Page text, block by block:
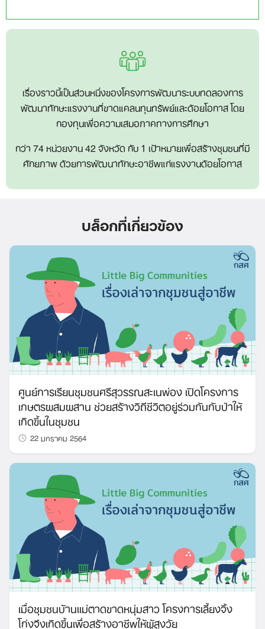
for:
เรื่องราวนี้เป็นส่วนหนึ่งของโครงการพัฒนาระบบทดลองการ
พัฒนาทักษะแรงงานที่ขาดแคลนทุนทรัพย์และด้อยโอกาส โดย
กองทุนเพื่อความเสมอภาคทางการศึกษา
กว่า 74 หน่วยงาน 42 จังหวัด กับ 1 เป้าหมายเพื่อสร้างชุมชนที่มี
ศักยภาพ ด้วยการพัฒนาทักษะอาชีพแก่แรงงานด้อยโอกาส
บล็อกที่เกี่ยวข้อง
ศูนย์การเรียนชุมชนศรีสุวรรณสะเนพ่อง เปิดโครงการ
เกษตรผสมผสาน ช่วยสร้างวิถีชีวิตอยู่ร่วมกันกับป่าให้
เกิดขึ้นในชุมชน
22 มกราคม 2564
เมื่อชุมชนบ้านแม่ตาดขาดหนุ่มสาว โครงการเลี้ยงจิ้ง
โก่งจึงเกิดขึ้นเพื่อสร้างอาชีพให้ผู้สูงวัย